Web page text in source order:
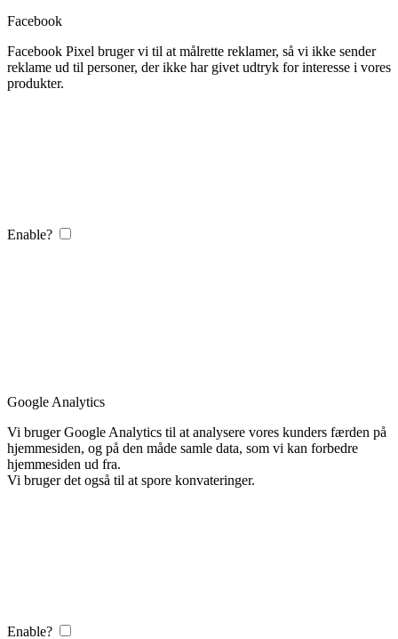
Facebook
Facebook Pixel bruger vi til at målrette reklamer, så vi ikke sender
reklame ud til personer, der ikke har givet udtryk for interesse i vores
produkter.
Enable?
Google Analytics
Vi bruger Google Analytics til at analysere vores kunders færden på
hjemmesiden, og på den måde samle data, som vi kan forbedre
hjemmesiden ud fra.
Vi bruger det også til at spore konvateringer.
Enable?